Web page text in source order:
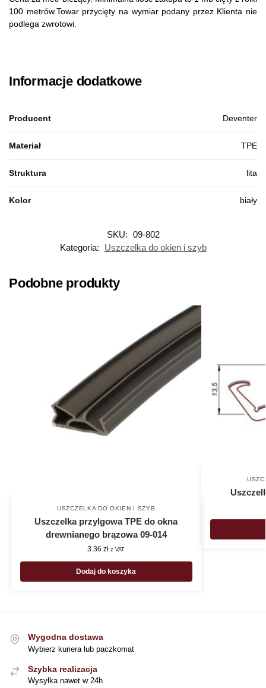
100 metrów.Towar przycięty na wymiar podany przez Klienta nie
podlega zwrotowi.
Informacje dodatkowe
Producent Deventer
Materiał TPE
Struktura lita
Kolor biały
SKU: 09-802
Kategoria:
Uszczelka do okien i szyb
Podobne produkty
USZCZELKA DO OKIEN I SZYB
Uszczelka przylgowa TPE do okna
drewnianego brązowa 09-014
3.36zł z VAT
Dodaj do koszyka
Wygodna dostawa
Wybierz kuriera lub paczkomat
Szybka realizacja
Wysyłka nawet w 24h